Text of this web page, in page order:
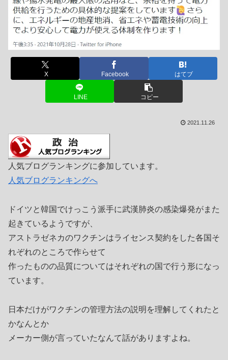
X Facebook はてブ
LINE コピー
2021.11.26
人気ブログランキングに参加しています。
人気ブログランキングへ
ドイツと韓国でけっこう派手に武漢肺炎の感染爆発がまた
起きているようですが、
アストラゼネカのワクチンはライセンス契約をした各国そ
れぞれのところで作らせて
作ったものの品質についてはそれぞれの国で行う形になっ
ています。
日本だけがワクチンの管理方法の説明を理解してくれたと
かなんとか
メーカー側が言っていたなんて話がありますよね。